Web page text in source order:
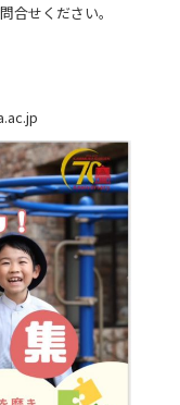
合せください。